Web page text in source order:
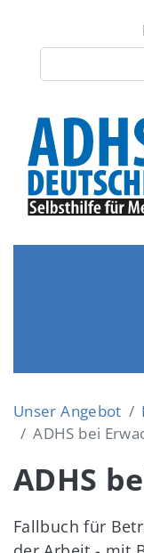
Suche
Unser Angebot
ADHS bei
ADHS
Fallbuch für